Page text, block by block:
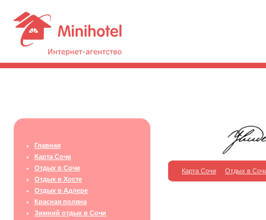
Главная
Карта Сочи
Отдых в Сочи
Отдых в Хосте
Отдых в Адлере
Красная поляна
Зимний отдых в Сочи
Карта Сочи Отдых в